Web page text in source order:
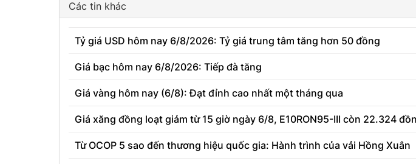
Các tin khác
Tỷ giá USD hôm nay 6/8/2026: Tỷ giá trung tâm tăng hơn 50 đồng
Giá bạc hôm nay 6/8/2026: Tiếp đà tăng
Giá vàng hôm nay (6/8): Đạt đỉnh cao nhất một tháng qua
Giá xăng đồng loạt giảm từ 15 giờ ngày 6/8, E10RON95-III còn 22.324
Từ OCOP 5 sao đến thương hiệu quốc gia: Hành trình của vải Hồng Xuân